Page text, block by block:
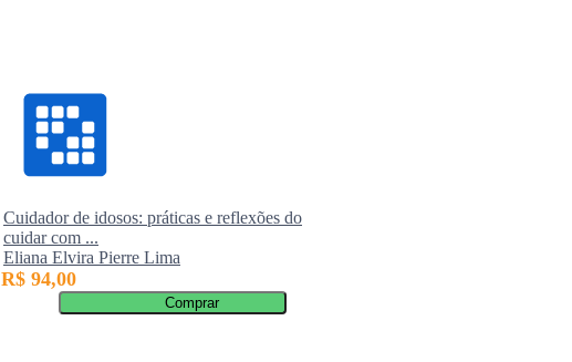
Cuidador de idosos: práticas e reflexões do
cuidar com ...
Eliana Elvira Pierre Lima
R$ 94,00
Comprar